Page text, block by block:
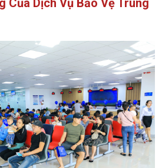
Của Dịch Vụ Bảo Vệ Trung